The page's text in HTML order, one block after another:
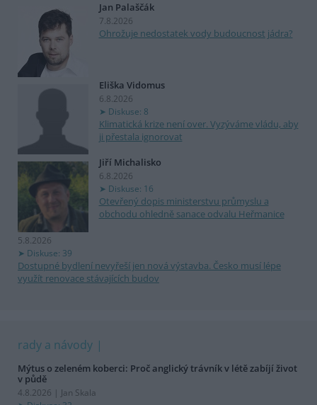
Jan Palaščák
7.8.2026
Ohrožuje nedostatek vody budoucnost jádra?
Eliška Vidomus
6.8.2026
Diskuse: 8
Klimatická krize není over. Vyzýváme vládu, aby
ji přestala ignorovat
Jiří Michalisko
6.8.2026
Diskuse: 16
Otevřený dopis ministerstvu průmyslu a
obchodu ohledně sanace odvalu Heřmanice
5.8.2026
Diskuse: 39
Dostupné bydlení nevyřeší jen nová výstavba. Česko musí lépe
využít renovace stávajících budov
rady a návody
Mýtus o zeleném koberci: Proč anglický trávník v létě zabíjí život
v půdě
4.8.2026 | Jan Skala